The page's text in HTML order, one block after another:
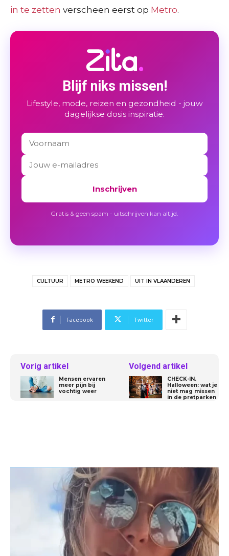
in te zetten verscheen eerst op Metro.
Blijf niks missen!
Lifestyle, mode, reizen en gezondheid - jouw
dagelijkse dosis inspiratie.
Inschrijven
Gratis & geen spam - uitschrijven kan altijd.
CULTUUR METRO WEEKEND UIT IN VLAANDEREN
Facebook Twitter
Vorig artikel
Mensen ervaren
meer pijn bij
vochtig weer
Volgend artikel
CHECK-IN.
Halloween: wat je
niet mag missen
in de pretparken